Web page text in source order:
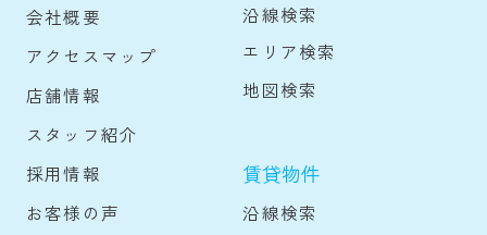
会社概要
アクセスマップ
店舗情報
スタッフ紹介
採用情報
お客様の声
沿線検索
エリア検索
地図検索
賃貸物件
沿線検索